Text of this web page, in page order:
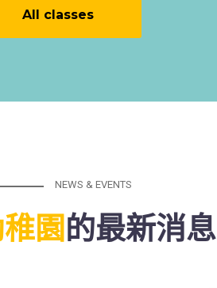
All classes
NEWS & EVENTS
園的最新消息